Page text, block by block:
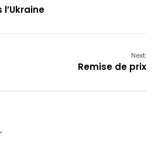
Next:
Remise de prix